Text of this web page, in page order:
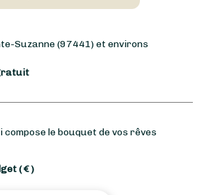
Suzanne (97441) et environs
le bouquet de vos rêves
( € )